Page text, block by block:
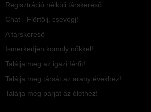
Regisztráció nélküli társkereső
Chat - Flörtölj, csevegj!
A társkereső
Ismerkedjen komoly nőkkel!
Találja meg az igazi férfit!
Találja meg társát az arany évekhez!
Találja meg párját az élethez!